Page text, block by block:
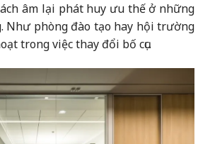
âm lại phát huy ưu thế ở những
Như phòng đào tạo hay hội trường
trong việc thay đổi bố cục.